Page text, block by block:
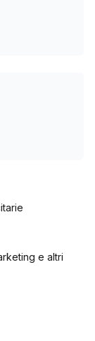
e altri